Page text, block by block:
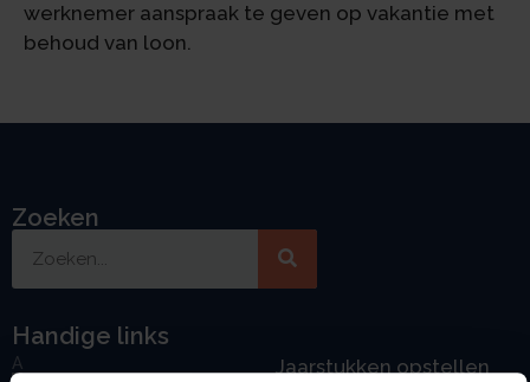
werknemer aanspraak te geven op vakantie met
behoud van loon.
Zoeken
Handige links
A Jaarstukken opstellen